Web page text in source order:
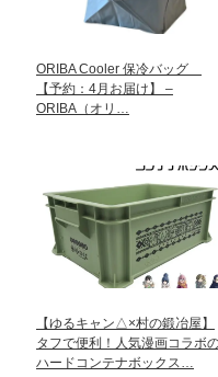
ORIBA Cooler 保冷バッグ
【予約：4月お届け】 –
ORIBA（オリ…
【ゆるキャン△×村の鍛冶屋】
タフで便利！人気漫画コラボ
ハードコンテナボックス…